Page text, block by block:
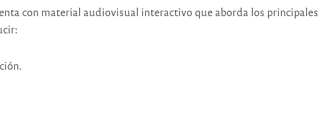
con material audiovisual interactivo que aborda los principales